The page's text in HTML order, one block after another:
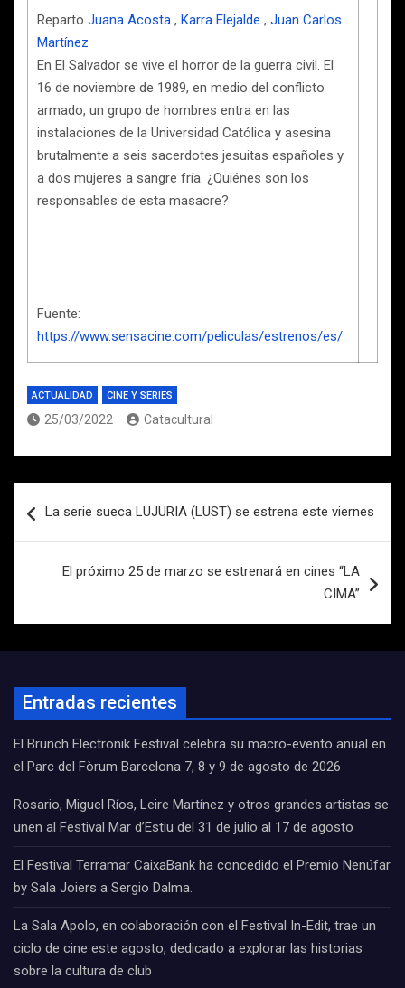
Reparto Juana Acosta , Karra Elejalde , Juan Carlos
Martínez
En El Salvador se vive el horror de la guerra civil. El
16 de noviembre de 1989, en medio del conflicto
armado, un grupo de hombres entra en las
instalaciones de la Universidad Católica y asesina
brutalmente a seis sacerdotes jesuitas españoles y
a dos mujeres a sangre fría. ¿Quiénes son los
responsables de esta masacre?
Fuente:
https://www.sensacine.com/peliculas/estrenos/es/
ACTUALIDAD CINE Y SERIES
25/03/2022 Catacultural
de
La serie sueca LUJURIA (LUST) se estrena este viernes
El próximo 25 de marzo se estrenará en cines “LA
CIMA”
Entradas recientes
El Brunch Electronik Festival celebra su macro-evento anual en
el Parc del Fòrum Barcelona 7, 8 y 9 de agosto de 2026
Rosario, Miguel Ríos, Leire Martínez y otros grandes artistas se
unen al Festival Mar d’Estiu del 31 de julio al 17 de agosto
El Festival Terramar CaixaBank ha concedido el Premio Nenúfar
by Sala Joiers a Sergio Dalma.
La Sala Apolo, en colaboración con el Festival In-Edit, trae un
ciclo de cine este agosto, dedicado a explorar las historias
sobre la cultura de club